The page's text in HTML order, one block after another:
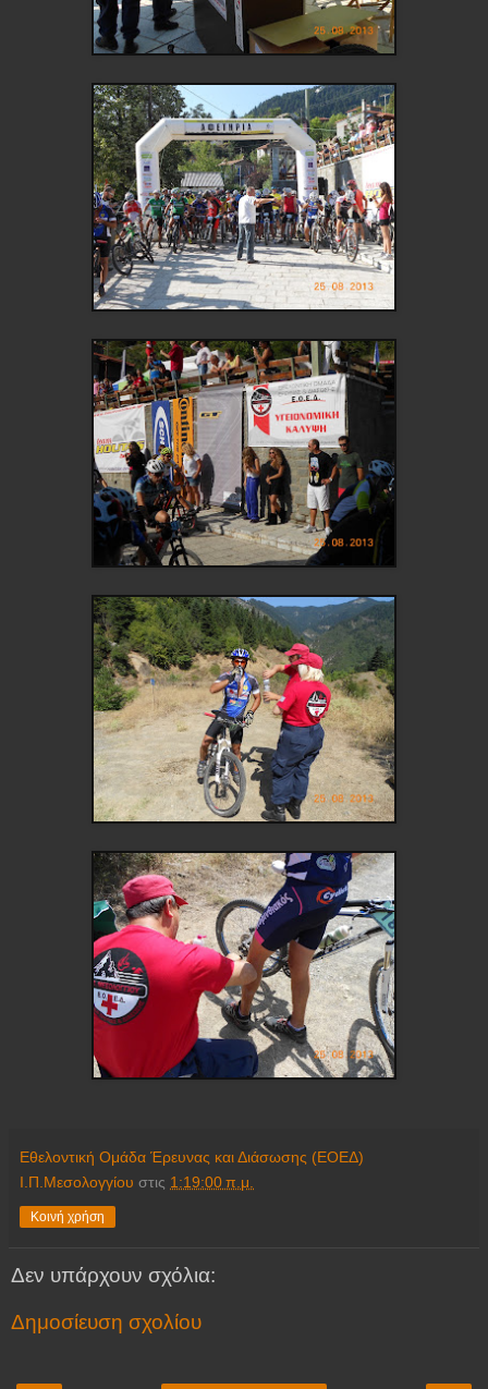
Εθελοντική Ομάδα Έρευνας και Διάσωσης (ΕΟΕΔ)
Ι.Π.Μεσολογγίου στις 1:19:00 π.μ.
Κοινή χρήση
Δεν υπάρχουν σχόλια:
Δημοσίευση σχολίου